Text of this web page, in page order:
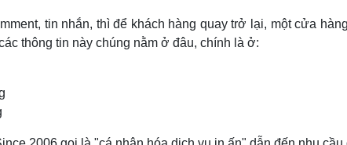
tin nhắn, thì để khách hàng quay trở lại, một cửa
thông tin này chúng nằm ở đâu, chính là ở: